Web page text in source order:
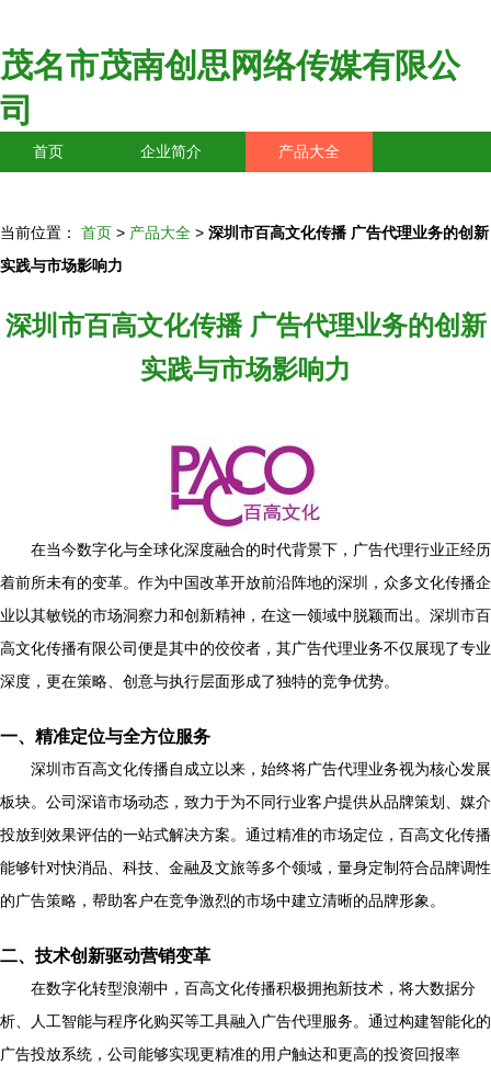
茂名市茂南创思网络传媒有限公
司
首页 企业简介 产品大全
当前位置： 首页 > 产品大全 > 深圳市百高文化传播 广告代理业务的创新
实践与市场影响力
深圳市百高文化传播 广告代理业务的创新
实践与市场影响力
在当今数字化与全球化深度融合的时代背景下，广告代理行业正经历
着前所未有的变革。作为中国改革开放前沿阵地的深圳，众多文化传播企
业以其敏锐的市场洞察力和创新精神，在这一领域中脱颖而出。深圳市百
高文化传播有限公司便是其中的佼佼者，其广告代理业务不仅展现了专业
深度，更在策略、创意与执行层面形成了独特的竞争优势。
一、精准定位与全方位服务
深圳市百高文化传播自成立以来，始终将广告代理业务视为核心发展
板块。公司深谙市场动态，致力于为不同行业客户提供从品牌策划、媒介
投放到效果评估的一站式解决方案。通过精准的市场定位，百高文化传播
能够针对快消品、科技、金融及文旅等多个领域，量身定制符合品牌调性
的广告策略，帮助客户在竞争激烈的市场中建立清晰的品牌形象。
二、技术创新驱动营销变革
在数字化转型浪潮中，百高文化传播积极拥抱新技术，将大数据分
析、人工智能与程序化购买等工具融入广告代理服务。通过构建智能化的
广告投放系统，公司能够实现更精准的用户触达和更高的投资回报率